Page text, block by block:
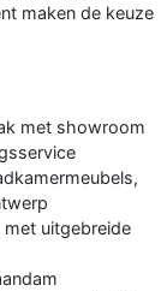
maken de keuze
met showroom
uitgebreide